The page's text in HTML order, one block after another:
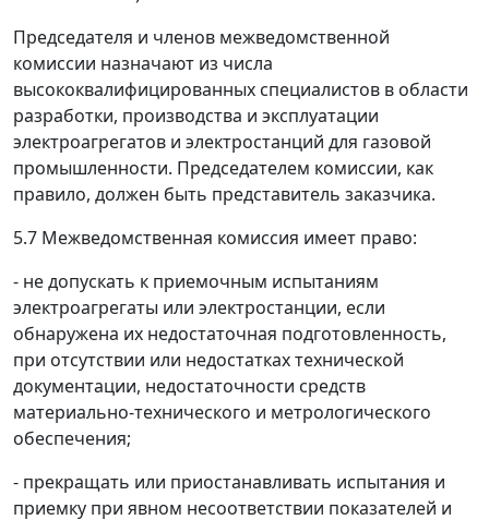
Председателя и членов межведомственной
комиссии назначают из числа
высококвалифицированных специалистов в области
разработки, производства и эксплуатации
электроагрегатов и электростанций для газовой
промышленности. Председателем комиссии, как
правило, должен быть представитель заказчика.
5.7 Межведомственная комиссия имеет право:
- не допускать к приемочным испытаниям
электроагрегаты или электростанции, если
обнаружена их недостаточная подготовленность,
при отсутствии или недостатках технической
документации, недостаточности средств
материально-технического и метрологического
обеспечения;
- прекращать или приостанавливать испытания и
приемку при явном несоответствии показателей и